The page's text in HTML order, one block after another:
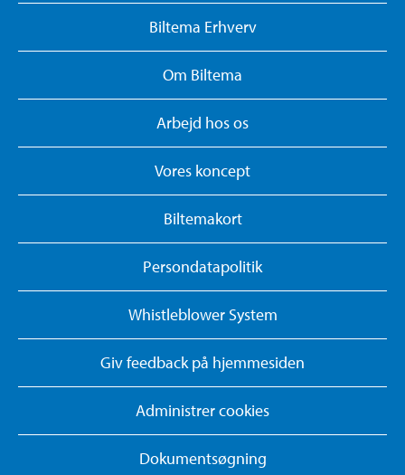
Biltema Erhverv
Om Biltema
Arbejd hos os
Vores koncept
Biltemakort
Persondatapolitik
Whistleblower System
Giv feedback på hjemmesiden
Administrer cookies
Dokumentsøgning